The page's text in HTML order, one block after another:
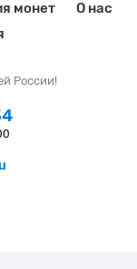
монет
О нас
России!